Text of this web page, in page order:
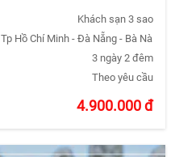
Khách sạn 3 sao
Tp Hồ Chí Minh - Đà Nẵng - Bà Nà
3 ngày 2 đêm
Theo yêu cầu
4.900.000đ